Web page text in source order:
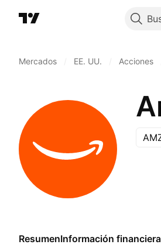
Mercados EE. UU. Acciones
ResumenInformación financiera